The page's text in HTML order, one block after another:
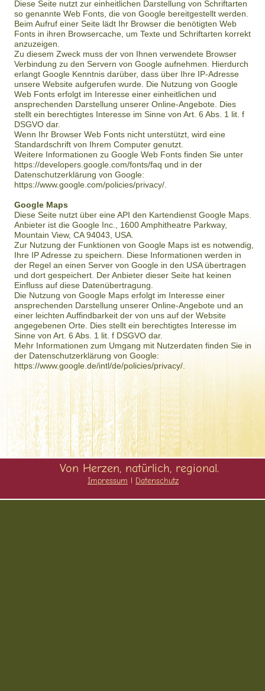
Diese Seite nutzt zur einheitlichen Darstellung von Schriftarten
so genannte Web Fonts, die von Google bereitgestellt werden.
Beim Aufruf einer Seite lädt Ihr Browser die benötigten Web
Fonts in ihren Browsercache, um Texte und Schriftarten korrekt
anzuzeigen.
Zu diesem Zweck muss der von Ihnen verwendete Browser
Verbindung zu den Servern von Google aufnehmen. Hierdurch
erlangt Google Kenntnis darüber, dass über Ihre IP-Adresse
unsere Website aufgerufen wurde. Die Nutzung von Google
Web Fonts erfolgt im Interesse einer einheitlichen und
ansprechenden Darstellung unserer Online-Angebote. Dies
stellt ein berechtigtes Interesse im Sinne von Art. 6 Abs. 1 lit. f
DSGVO dar.
Wenn Ihr Browser Web Fonts nicht unterstützt, wird eine
Standardschrift von Ihrem Computer genutzt.
Weitere Informationen zu Google Web Fonts finden Sie unter
https://developers.google.com/fonts/faq und in der
Datenschutzerklärung von Google:
https://www.google.com/policies/privacy/.
Google Maps
Diese Seite nutzt über eine API den Kartendienst Google Maps.
Anbieter ist die Google Inc., 1600 Amphitheatre Parkway,
Mountain View, CA 94043, USA.
Zur Nutzung der Funktionen von Google Maps ist es notwendig,
Ihre IP Adresse zu speichern. Diese Informationen werden in
der Regel an einen Server von Google in den USA übertragen
und dort gespeichert. Der Anbieter dieser Seite hat keinen
Einfluss auf diese Datenübertragung.
Die Nutzung von Google Maps erfolgt im Interesse einer
ansprechenden Darstellung unserer Online-Angebote und an
einer leichten Auffindbarkeit der von uns auf der Website
angegebenen Orte. Dies stellt ein berechtigtes Interesse im
Sinne von Art. 6 Abs. 1 lit. f DSGVO dar.
Mehr Informationen zum Umgang mit Nutzerdaten finden Sie in
der Datenschutzerklärung von Google:
https://www.google.de/intl/de/policies/privacy/.
Impressum l Datenschutz
Von Herzen, natürlich, regional.